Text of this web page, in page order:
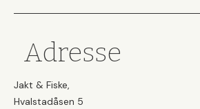
Adresse
Jakt & Fiske,
Hvalstadåsen 5